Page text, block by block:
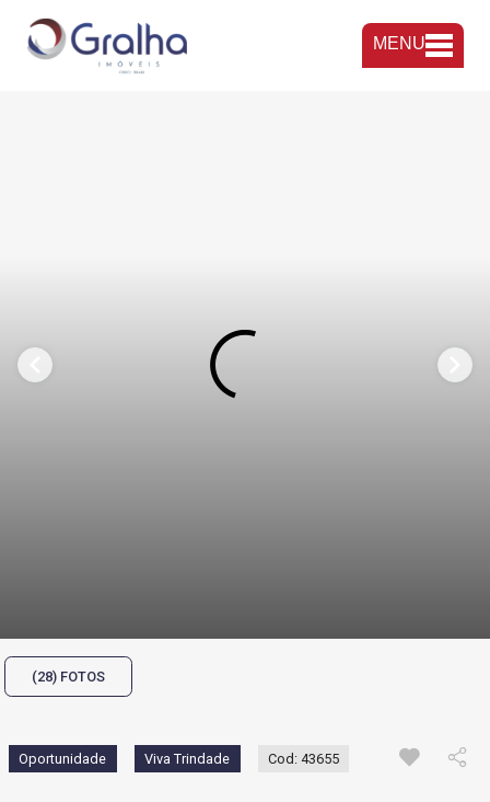
MENU
(28) FOTOS
Oportunidade Viva Trindade Cod: 43655